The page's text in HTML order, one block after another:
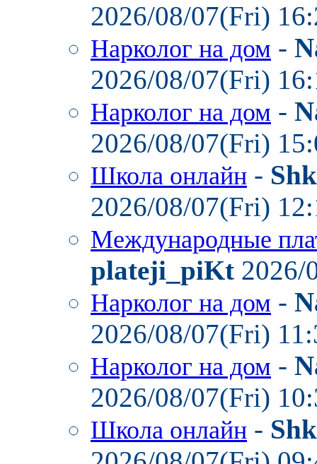
2026/08/07(Fri)
Нарколог на дом -
2026/08/07(Fri)
Нарколог на дом -
2026/08/07(Fri)
Школа онлайн -
2026/08/07(Fri)
Международные
plateji_piKt 2026/
Нарколог на дом -
2026/08/07(Fri)
Нарколог на дом -
2026/08/07(Fri)
Школа онлайн -